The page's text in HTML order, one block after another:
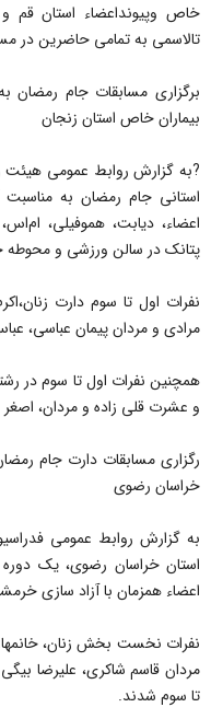
خاص وپیونداعضاء استان قم
تالاسمی به تمامی حاضرین در
برگزاری مسابقات جام
بیماران خاص استان زنجان
?به گزارش روابط عمومی هیئت
استانی جام رمضان به مناسبت
اعضاء، دیابت، هموفیلی،
پتانک در سالن ورزشی و محوطه
نفرات اول تا سوم دارت
مرادی و مردان پیمان عباسی،
همچنین نفرات اول تا سوم در
و عشرت قلی زاده و مردان،
رگزاری مسابقات دارت جام
خراسان رضوی
به گزارش روابط عمومی
استان خراسان رضوی، یک
اعضاء همزمان با آزاد سازی
نفرات نخست بخش زنان،
مردان قاسم شاکری، علیرضا
تا سوم شدند.